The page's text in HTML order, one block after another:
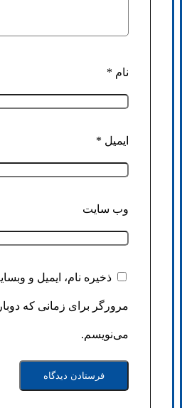
نام *
ایمیل *
وب‌ سایت
ذخیره نام، ایمیل و
مرورگر برای زمانی که
می‌نویسم.